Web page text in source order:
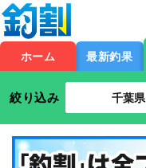
ホーム 最新釣果
絞り込み 千葉県